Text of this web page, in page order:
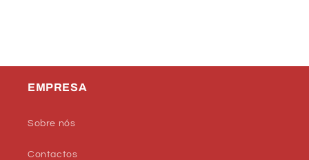
EMPRESA
Sobre nós
Contactos